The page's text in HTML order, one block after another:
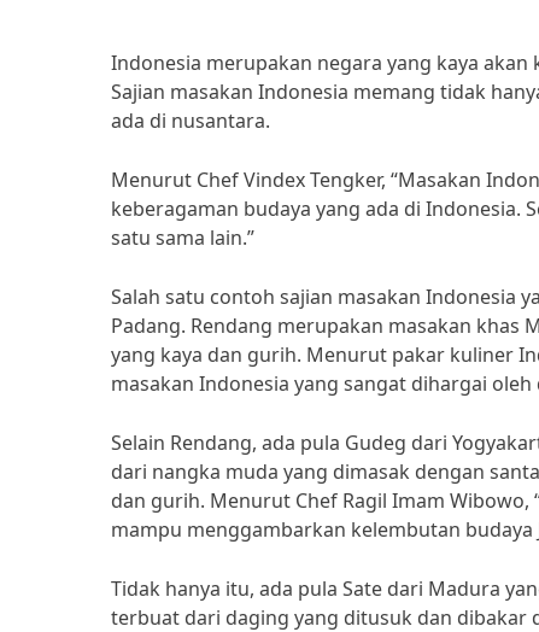
Indonesia merupakan negara yang kaya
Sajian masakan Indonesia memang tidak
ada di nusantara.
Menurut Chef Vindex Tengker, “Masakan
keberagaman budaya yang ada di Indonesia.
satu sama lain.”
Salah satu contoh sajian masakan Indonesia
Padang. Rendang merupakan masakan
yang kaya dan gurih. Menurut pakar kuliner
masakan Indonesia yang sangat dihargai
Selain Rendang, ada pula Gudeg dari
dari nangka muda yang dimasak dengan
dan gurih. Menurut Chef Ragil Imam
mampu menggambarkan kelembutan budaya
Tidak hanya itu, ada pula Sate dari Madura
terbuat dari daging yang ditusuk dan dibakar